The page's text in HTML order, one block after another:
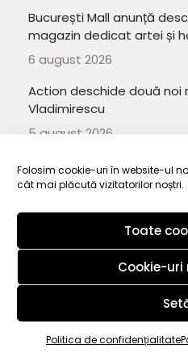
Folosim cookie-uri în website-ul
cât mai plăcută vizitatorilor noștri.
Toate
Cookie-uri
Politica de confidențialitate
București Mall anunță
magazin dedicat artei și
6 august 2026
Action deschide două noi
Vladimirescu
5 august 2026
Romanian DIY market –
from July 2026
ElectroRetail.ro ·
site-ului
a